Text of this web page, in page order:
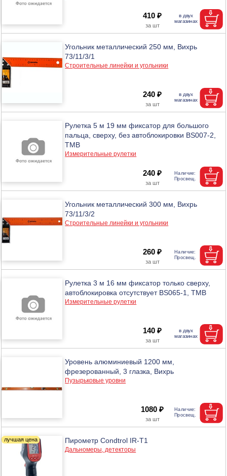
410 ₽
Угольник металлический 250 мм, Вихрь
73/11/3/1
Строительные линейки и угольники
240 ₽
Рулетка 5 м 19 мм фиксатор для большого
пальца, сверху, без автоблокировки BS007-2,
ТМВ
Измерительные рулетки
240 ₽
Угольник металлический 300 мм, Вихрь
73/11/3/2
Строительные линейки и угольники
260 ₽
Рулетка 3 м 16 мм фиксатор только сверху,
автоблокировка отсутствует BS065-1, ТМВ
Измерительные рулетки
140 ₽
Уровень алюминиевый 1200 мм,
фрезерованный, 3 глазка, Вихрь
Пузырьковые уровни
1080 ₽
Пирометр Condtrol IR-T1
Дальномеры, детекторы